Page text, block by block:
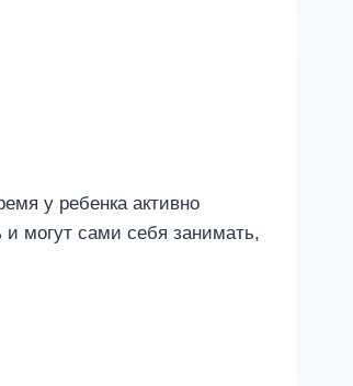
у ребенка активно
могут сами себя занимать,